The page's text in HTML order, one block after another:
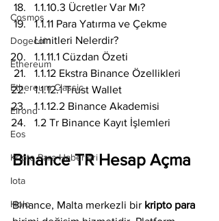
Cosmos
Dogecoin
Ethereum
Ethereum Classic
Elrond
Eos
Kripto Para Haberleri
Iota
Holo
1.1.10.3 Ücretler Var Mı?
1.1.11 Para Yatırma ve Çekme
Limitleri Nelerdir?
1.1.11.1 Cüzdan Özeti
1.1.12 Ekstra Binance Özellikleri
1.1.12.1 Trust Wallet
1.1.12.2 Binance Akademisi
1.2 Tr Binance Kayıt İşlemleri
Binance TR Hesap Açma
Binance, Malta merkezli bir kripto para